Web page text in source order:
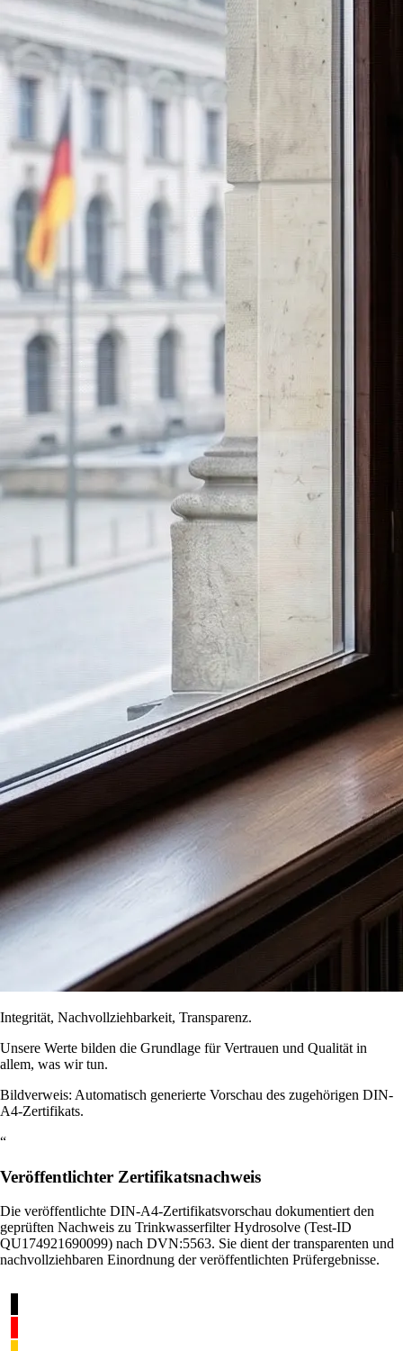
Integrität, Nachvollziehbarkeit, Transparenz.
Unsere Werte bilden die Grundlage für Vertrauen und Qualität in
allem, was wir tun.
Bildverweis: Automatisch generierte Vorschau des zugehörigen DIN-
A4-Zertifikats.
“
Veröffentlichter Zertifikatsnachweis
Die veröffentlichte DIN-A4-Zertifikatsvorschau dokumentiert den
geprüften Nachweis zu Trinkwasserfilter Hydrosolve (Test-ID
QU174921690099) nach DVN:5563. Sie dient der transparenten und
nachvollziehbaren Einordnung der veröffentlichten Prüfergebnisse.